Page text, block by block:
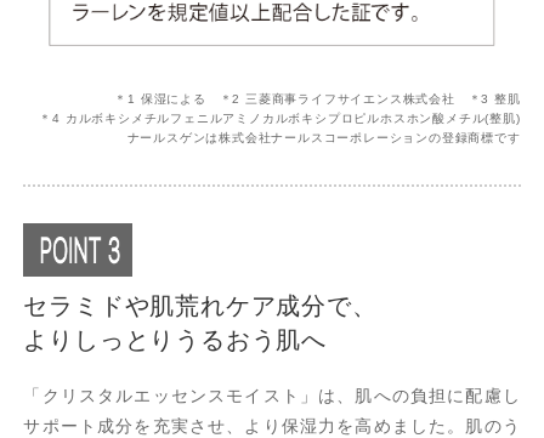
＊1 保湿による ＊2 三菱商事ライフサイエンス株式会社 ＊3 整肌
＊4 カルボキシメチルフェニルアミノカルボキシプロピルホスホン酸メチル(整肌)
ナールスゲンは株式会社ナールスコーポレーションの登録商標です
セラミドや肌荒れケア成分で、
よりしっとりうるおう肌へ
「クリスタルエッセンスモイスト」は、肌への負担に配慮し
サポート成分を充実させ、より保湿力を高めました。肌のう